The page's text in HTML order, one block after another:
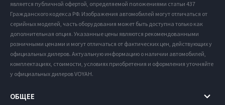
является публичной офертой, определяемой положениями статьи 437
Гражданского кодекса РФ. Изображения автомобилей могут отличаться от
серийных моделей, часть оборудования может быть доступна только как
дополнительная опция. Указанные цены являются рекомендованными
розничными ценами и могут отличаться от фактических цен, действующих у
официальных дилеров. Актуальную информацию о наличии автомобилей,
комплектациях, стоимости, условиях приобретения и оформления уточняйте
у официальных дилеров VOYAH.
ОБЩЕЕ